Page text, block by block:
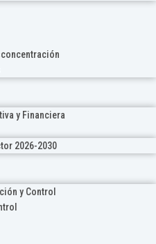
y Financiera
2026-2030
y Control